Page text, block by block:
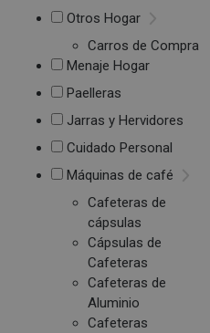
Otros Hogar
Carros de Compra
Menaje Hogar
Paelleras
Jarras y Hervidores
Cuidado Personal
Máquinas de café
Cafeteras de
cápsulas
Cápsulas de
Cafeteras
Cafeteras de
Aluminio
Cafeteras